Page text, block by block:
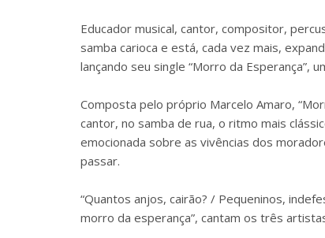
Educador musical, cantor, compositor,
samba carioca e está, cada vez mais,
lançando seu single “Morro da Esperança”,
Composta pelo próprio Marcelo Amaro,
cantor, no samba de rua, o ritmo mais
emocionada sobre as vivências dos
passar.
“Quantos anjos, cairão? / Pequeninos,
morro da esperança”, cantam os três